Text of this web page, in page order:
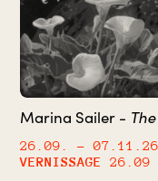
Marina Sailer -
26.09.
– 07.11.26
VERNISSAGE